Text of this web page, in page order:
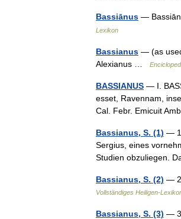
Bassiānus —
Lexikon
Bassianus — (as
Alexianus …
BASSIANUS — I.
esset, Ravennam,
Cal. Febr. Emicuit
Bassianus, S. (1) —
Sergius, eines
Studien obzuliegen.
Bassianus, S. (2) —
Vollständiges Heiligen-
Bassianus, S. (3) —